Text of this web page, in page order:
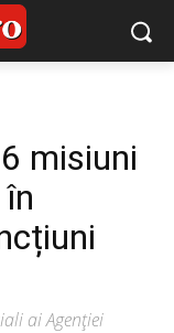
misiuni
ai Agenției